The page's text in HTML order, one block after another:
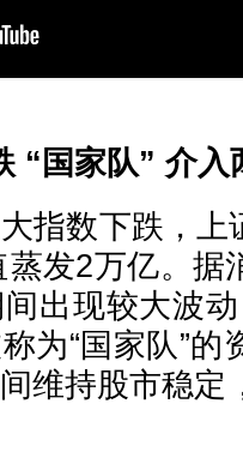
“国家队” 介入
指数下跌，上
发2万亿。据
出现较大波
为“国家队”的
维持股市稳定